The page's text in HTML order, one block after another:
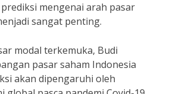
mengenai arah pasar
sangat penting.
modal terkemuka, Budi
pasar saham Indonesia
akan dipengaruhi oleh